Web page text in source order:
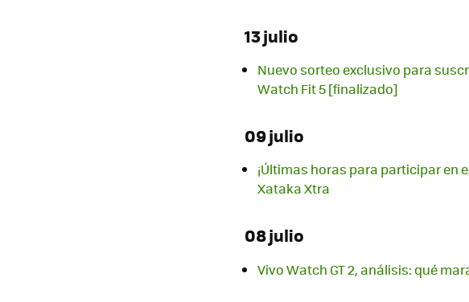
13 julio
Nuevo sorteo exclusivo para
Watch Fit 5 [finalizado]
09 julio
¡Últimas horas para participar en
Xataka Xtra
08 julio
Vivo Watch GT 2, análisis: qué